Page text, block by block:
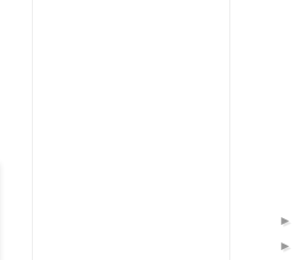
►
►